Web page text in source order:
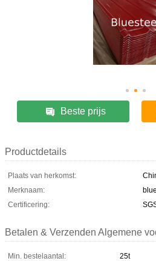
Beste prijs
Productdetails
Plaats van herkomst:
Merknaam:
Certificering:
Betalen & Verzenden Algemene
Min. bestelaantal:
25t